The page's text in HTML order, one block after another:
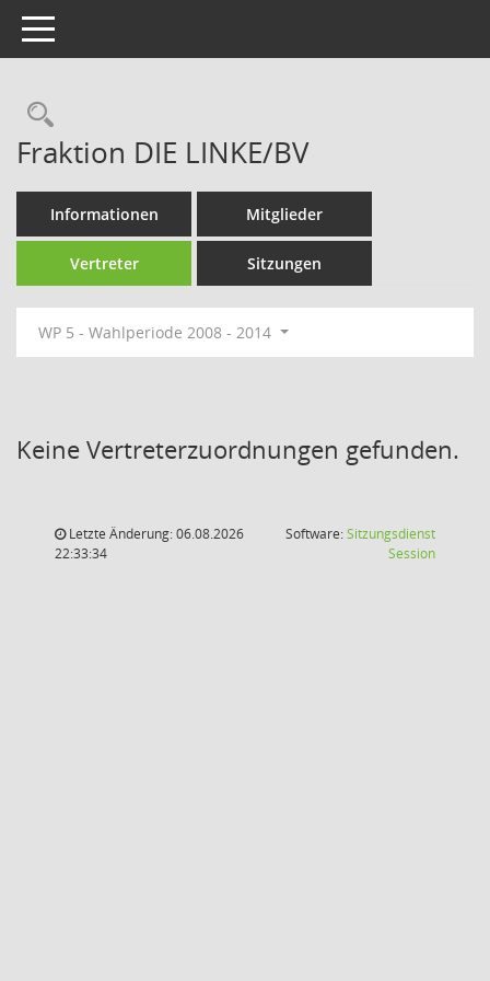
Toggle navigation
Rechercheauswahl
Fraktion DIE LINKE/BV
Informationen Mitglieder
Vertreter Sitzungen
WP 5 - Wahlperiode 2008 - 2014
Keine Vertreterzuordnungen gefunden.
Letzte Änderung: 06.08.2026
22:33:34
Software:Sitzungsdienst
Session(Wird in